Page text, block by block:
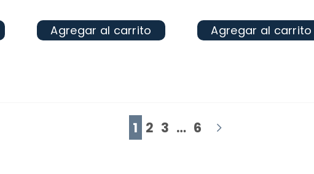
Agregar al carrito Agregar al carrito
1 2 3 … 6